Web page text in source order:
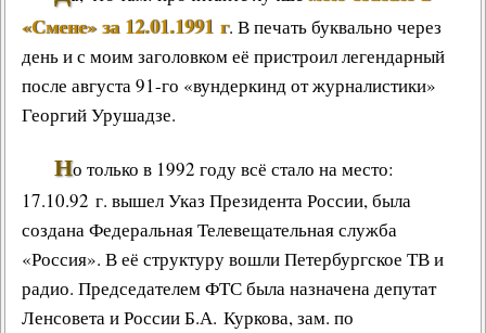
«Смене» за 12.01.1991 г. В печать буквально через
день и с моим заголовком её пристроил легендарный
после августа 91-го «вундеркинд от журналистики»
Георгий Урушадзе.
Но только в 1992 году всё стало на место:
17.10.92 г. вышелУказ Президента России, была
созданаФедеральная Телевещательная служба
«Россия». В её структуру вошлиПетербургское ТВ и
радио. ПредседателемФТСбыла назначена депутат
Ленсовета и России Б.А. Куркова, зам. по